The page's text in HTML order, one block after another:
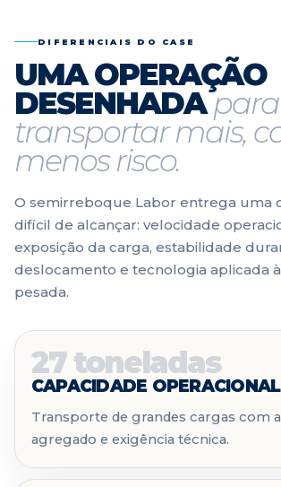
DIFERENCIAIS DO CASE
UMA OPERAÇÃO
DESENHADApara
transportar mais,
menos risco.
O semirreboque Labor entrega uma
difícil de alcançar: velocidade
exposição da carga, estabilidade
deslocamento e tecnologia aplicada
pesada.
27 toneladas
CAPACIDADE OPERACIONAL
Transporte de grandes cargas com
agregado e exigência técnica.